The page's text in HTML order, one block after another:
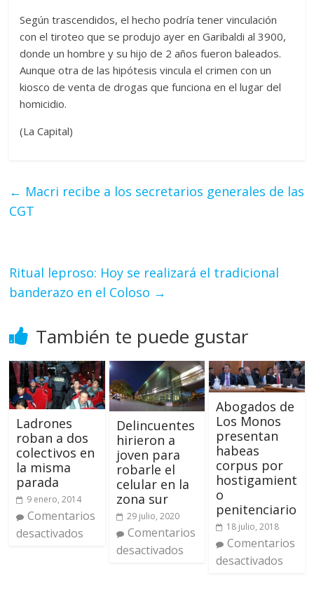
Según trascendidos, el hecho podría tener vinculación
con el tiroteo que se produjo ayer en Garibaldi al 3900,
donde un hombre y su hijo de 2 años fueron baleados.
Aunque otra de las hipótesis vincula el crimen con un
kiosco de venta de drogas que funciona en el lugar del
homicidio.
(La Capital)
← Macri recibe a los secretarios generales de las
CGT
Ritual leproso: Hoy se realizará el tradicional
banderazo en el Coloso →
También te puede gustar
Ladrones
roban a dos
colectivos en
la misma
parada
9 enero, 2014
Comentarios
desactivados
Delincuentes
hirieron a
joven para
robarle el
celular en la
zona sur
29 julio, 2020
Comentarios
desactivados
Abogados de
Los Monos
presentan
habeas
corpus por
hostigamient
o
penitenciario
18 julio, 2018
Comentarios
desactivados